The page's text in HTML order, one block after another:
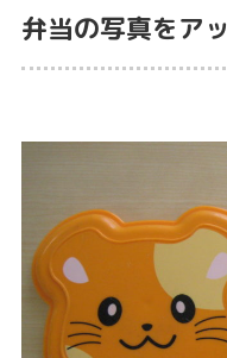
弁当の写真をア